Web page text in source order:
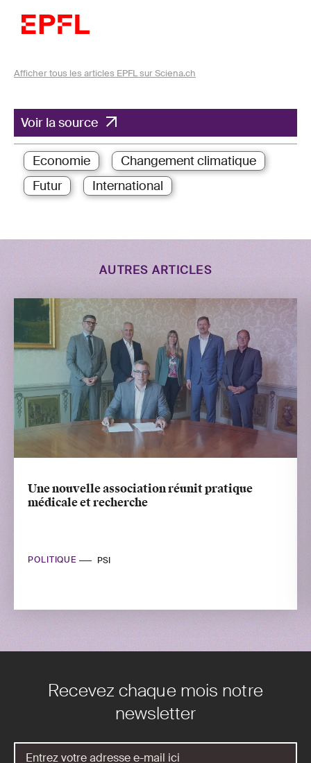
Afficher tous les articles EPFL sur Sciena.ch
Voir la source
Economie
Changement climatique
Futur
International
AUTRES ARTICLES
Une nouvelle association réunit pratique
médicale et recherche
POLITIQUE PSI
Recevez chaque mois notre
newsletter